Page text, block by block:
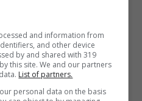
lega questo
un animale
di quello che
and information from
and other device
by and shared with 319
this site. We and our partners
List of partners.
personal data on the basis